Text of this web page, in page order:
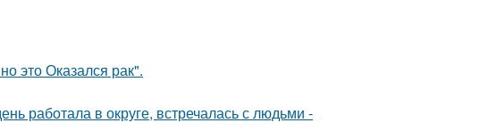
это Оказался рак".
работала в округе, встречалась с людьми -